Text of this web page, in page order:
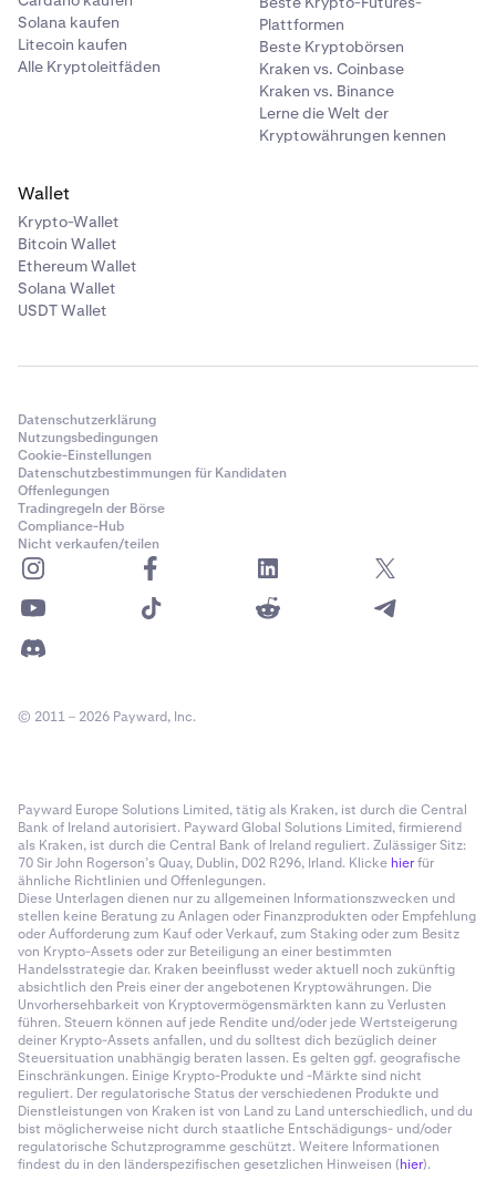
Solana kaufen
Litecoin kaufen
Alle Kryptoleitfäden
Plattformen
Beste Kryptobörsen
Kraken vs. Coinbase
Kraken vs. Binance
Lerne die Welt der
Kryptowährungen kennen
Wallet
Krypto-Wallet
Bitcoin Wallet
Ethereum Wallet
Solana Wallet
USDT Wallet
Datenschutzerklärung
Nutzungsbedingungen
Cookie-Einstellungen
Datenschutzbestimmungen für Kandidaten
Offenlegungen
Tradingregeln der Börse
Compliance-Hub
Nicht verkaufen/teilen
© 2011 – 2026 Payward, Inc.
Payward Europe Solutions Limited, tätig als Kraken, ist durch die Central
Bank of Ireland autorisiert. Payward Global Solutions Limited, firmierend
als Kraken, ist durch die Central Bank of Ireland reguliert. Zulässiger Sitz:
70 Sir John Rogerson’s Quay, Dublin, D02 R296, Irland. Klicke hierfür
ähnliche Richtlinien und Offenlegungen.
Diese Unterlagen dienen nur zu allgemeinen Informationszwecken und
stellen keine Beratung zu Anlagen oder Finanzprodukten oder Empfehlung
oder Aufforderung zum Kauf oder Verkauf, zum Staking oder zum Besitz
von Krypto-Assets oder zur Beteiligung an einer bestimmten
Handelsstrategie dar. Kraken beeinflusst weder aktuell noch zukünftig
absichtlich den Preis einer der angebotenen Kryptowährungen. Die
Unvorhersehbarkeit von Kryptovermögensmärkten kann zu Verlusten
führen. Steuern können auf jede Rendite und/oder jede Wertsteigerung
deiner Krypto-Assets anfallen, und du solltest dich bezüglich deiner
Steuersituation unabhängig beraten lassen. Es gelten ggf. geografische
Einschränkungen. Einige Krypto-Produkte und -Märkte sind nicht
reguliert. Der regulatorische Status der verschiedenen Produkte und
Dienstleistungen von Kraken ist von Land zu Land unterschiedlich, und du
bist möglicherweise nicht durch staatliche Entschädigungs- und/oder
regulatorische Schutzprogramme geschützt. Weitere Informationen
findest du in den länderspezifischen gesetzlichen Hinweisen (hier).